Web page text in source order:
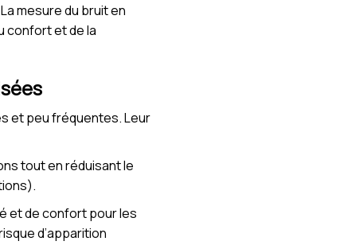
La mesure du bruit en
confort et de la
et peu fréquentes. Leur
tout en réduisant le
et de confort pour les
d’apparition